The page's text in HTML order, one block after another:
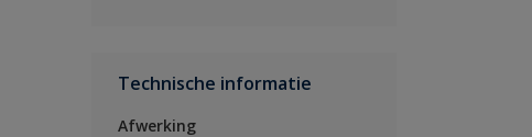
Technische informatie
Afwerking